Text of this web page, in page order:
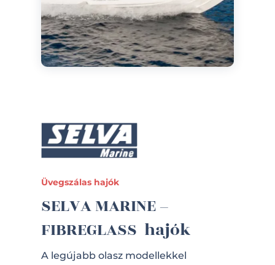
Üvegszálas hajók
SELVA MARINE –
FIBREGLASS hajók
A legújabb olasz modellekkel